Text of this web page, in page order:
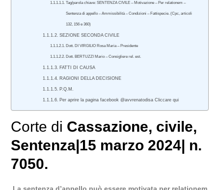
Tag/parola chiave: SENTENZA CIVILE – Motivazione – Per relationem –
Sentenza di appello – Ammissibilità – Condizioni – Fattispecie. (Cpc, articoli
132, 156 e 360)
SEZIONE SECONDA CIVILE
Dott. DI VIRGILIO Rosa Maria – Presidente
Dott. BERTUZZI Mario – Consigliere rel. est.
FATTI DI CAUSA
RAGIONI DELLA DECISIONE
P.Q.M.
Per aprire la pagina facebook @avvrenatodisa Cliccare qui
Corte di Cassazione, civile,
Sentenza|15 marzo 2024| n.
7050.